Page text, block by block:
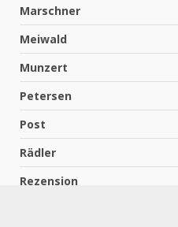
Marschner
Meiwald
Munzert
Petersen
Post
Rädler
Rezension